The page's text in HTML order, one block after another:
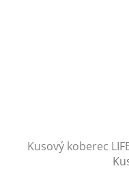
Kusový koberec